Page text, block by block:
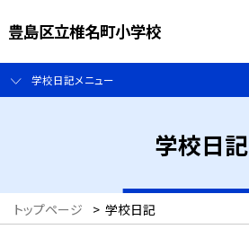
豊島区立椎名町小学校
学校日記メニュー
学校日記
トップページ > 学校日記